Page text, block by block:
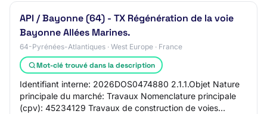
API / Bayonne (64) - TX Régénération de la voie
Bayonne Allées Marines.
64-Pyrénées-Atlantiques · West Europe · France
Mot-clé trouvé dans la description
Identifiant interne: 2026DOS0474880 2.1.1.Objet Nature
principale du marché: Travaux Nomenclature principale
(cpv): 45234129 Travaux de construction de voies